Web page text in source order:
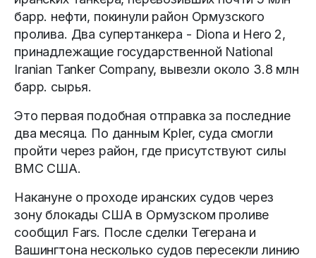
барр. нефти, покинули район Ормузского
пролива. Два супертанкера - Diona и Hero 2,
принадлежащие государственной National
Iranian Tanker Company, вывезли около 3.8 млн
барр. сырья.
Это первая подобная отправка за последние
два месяца. По данным Kpler, суда смогли
пройти через район, где присутствуют силы
ВМС США.
Накануне о проходе иранских судов через
зону блокады США в Ормузском проливе
сообщил Fars. После сделки Тегерана и
Вашингтона несколько судов пересекли линию